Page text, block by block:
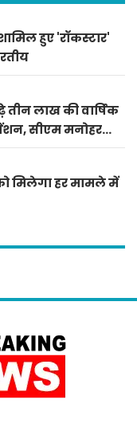
हुए 'रॉकस्टार'
तीन लाख की वार्षिक
सीएम मनोहर
मिलेगा हर मामले में